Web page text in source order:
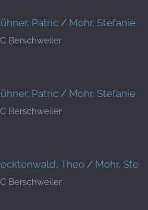
Patric/ Mohr, Stefanie
Berschweiler
Patric/ Mohr, Stefanie
Berschweiler
Theo / Mohr,
Berschweiler